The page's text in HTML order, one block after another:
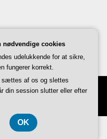
Theme bySuperb
3740 7739
nødvendige cookies
udelukkende for at sikre,
fungerer korrekt.
sættes af os og slettes
din session slutter eller efter
OK